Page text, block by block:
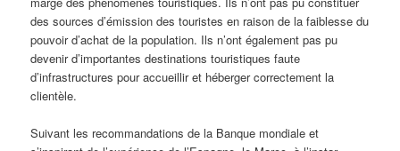
des sources d’émission des touristes en raison de la faiblesse du
pouvoir d’achat de la population. Ils n’ont également pas pu
devenir d’importantes destinations touristiques faute
d’infrastructures pour accueillir et héberger correctement la
clientèle.
Suivant les recommandations de la Banque mondiale et